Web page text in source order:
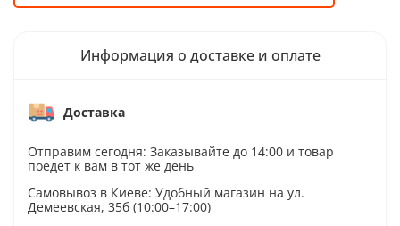
Информация о доставке и оплате
Доставка
Отправим сегодня: Заказывайте до 14:00 и товар
поедет к вам в тот же день
Самовывоз в Киеве: Удобный магазин на ул.
Демеевская, 35б (10:00–17:00)